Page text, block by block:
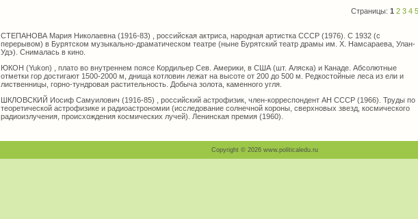
Страницы: 1 2 3 4 5
СТЕПАНОВА Мария Николаевна (1916-83) , российская актриса, народная артистка СССР (1976). С 1932 (с
перерывом) в Бурятском музыкально-драматическом театре (ныне Бурятский театр драмы им. Х. Намсараева, Улан-
Удэ). Снималась в кино.
ЮКОН (Yukon) , плато во внутреннем поясе Кордильер Сев. Америки, в США (шт. Аляска) и Канаде. Абсолютные
отметки гор достигают 1500-2000 м, днища котловин лежат на высоте от 200 до 500 м. Редкостойные леса из ели и
лиственницы, горно-тундровая растительность. Добыча золота, каменного угля.
ШКЛОВСКИЙ Иосиф Самуилович (1916-85) , российский астрофизик, член-корреспондент АН СССР (1966). Труды по
теоретической астрофизике и радиоастрономии (исследование солнечной короны, сверхновых звезд, космического
радиоизлучения, происхождения космических лучей). Ленинская премия (1960).
Copyright © 2026 www.politicaledu.ru